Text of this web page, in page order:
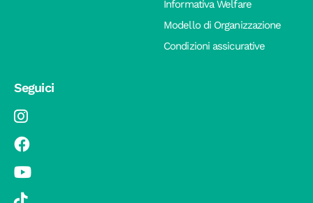
Informativa Welfare
Modello di Organizzazione
Condizioni assicurative
Seguici